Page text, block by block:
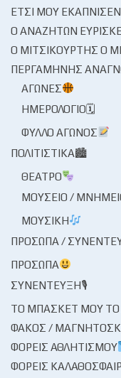
ΈΤΣΙ ΜΟΥ ΕΚΆΠΝΙΣΕΝ
Ο ΑΝΑΖΗΤΏΝ
Ο ΜΙΤΣΙΚΟΥΡΤΉΣ Ο
ΠΕΡΓΑΜΗΝΉΣ
ΑΓΏΝΕΣ
ΗΜΕΡΟΛΌΓΙΟ🗓
ΦΎΛΛΟ ΑΓΏΝΟΣ
ΠΟΛΙΤΙΣΤΙΚΆ🏙
ΘΈΑΤΡΟ
ΜΟΥΣΕΊΟ /
ΜΟΥΣΙΚΉ
ΠΡΌΣΩΠΑ /
ΠΡΌΣΩΠΑ
ΣΥΝΈΝΤΕΥΞΗ🎙
ΤΟ ΜΠΆΣΚΕΤ ΜΟΥ ΤΟ
ΦΑΚΌΣ /
ΦΟΡΕΊΣ ΑΘΛΗΤΙΣΜΟΎ
ΦΟΡΕΊΣ